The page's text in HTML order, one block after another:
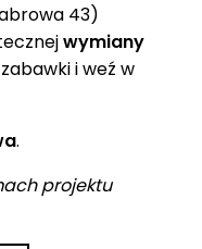
43)
wymiany
i weź w
.
projektu